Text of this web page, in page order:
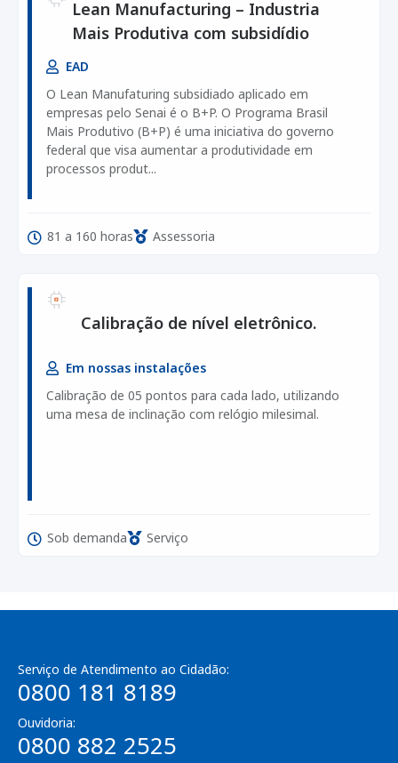
Lean Manufacturing – Industria
Mais Produtiva com subsidídio
EAD
O Lean Manufaturing subsidiado aplicado em
empresas pelo Senai é o B+P. O Programa Brasil
Mais Produtivo (B+P) é uma iniciativa do governo
federal que visa aumentar a produtividade em
processos produt...
81 a 160 horas Assessoria
Calibração de nível eletrônico.
Em nossas instalações
Calibração de 05 pontos para cada lado, utilizando
uma mesa de inclinação com relógio milesimal.
Sob demanda Serviço
Serviço de Atendimento ao Cidadão:
0800 181 8189
Ouvidoria:
0800 882 2525